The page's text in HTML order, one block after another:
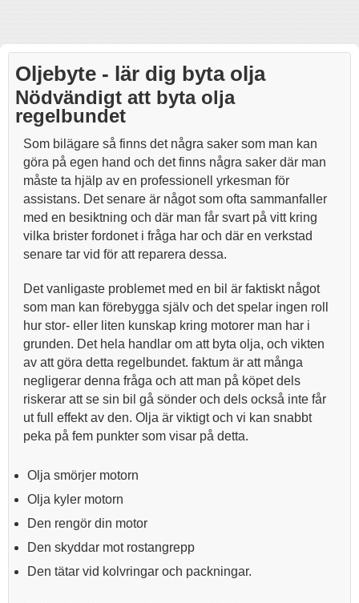
Oljebyte - lär dig byta olja
Nödvändigt att byta olja
regelbundet
Som bilägare så finns det några saker som man kan
göra på egen hand och det finns några saker där man
måste ta hjälp av en professionell yrkesman för
assistans. Det senare är något som ofta sammanfaller
med en besiktning och där man får svart på vitt kring
vilka brister fordonet i fråga har och där en verkstad
senare tar vid för att reparera dessa.
Det vanligaste problemet med en bil är faktiskt något
som man kan förebygga själv och det spelar ingen roll
hur stor- eller liten kunskap kring motorer man har i
grunden. Det hela handlar om att byta olja, och vikten
av att göra detta regelbundet. faktum är att många
negligerar denna fråga och att man på köpet dels
riskerar att se sin bil gå sönder och dels också inte får
ut full effekt av den. Olja är viktigt och vi kan snabbt
peka på fem punkter som visar på detta.
Olja smörjer motorn
Olja kyler motorn
Den rengör din motor
Den skyddar mot rostangrepp
Den tätar vid kolvringar och packningar.